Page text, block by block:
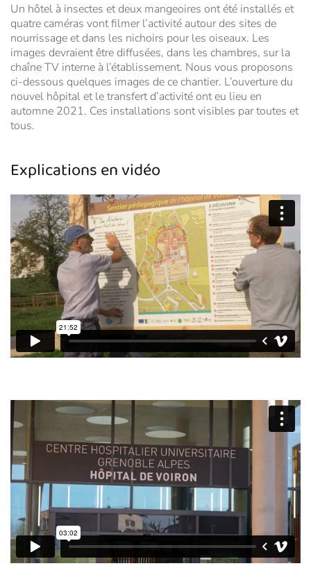
Un hôtel à insectes et deux mangeoires ont été installés et
quatre caméras vont filmer l’activité autour des sites de
nourrissage et dans les nichoirs pour les oiseaux. Les
images devraient être diffusées, dans les chambres, sur la
chaîne TV interne à l’établissement. Nous vous proposons
ci-dessous quelques images de ce chantier. L’ouverture du
nouvel hôpital et le transfert d’activité ont eu lieu en
automne 2021. Ces installations sont visibles par toutes et
tous.
Explications en vidéo